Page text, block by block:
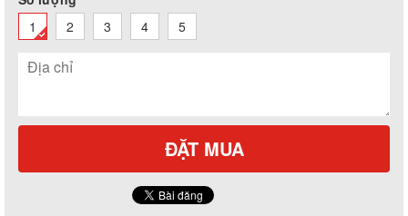
1
2 3 4 5
ĐẶT MUA